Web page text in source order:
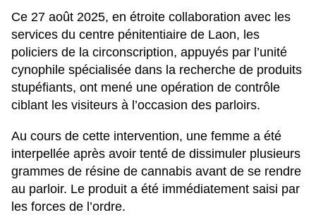
Ce 27 août 2025, en étroite collaboration avec les
services du centre pénitentiaire de Laon, les
policiers de la circonscription, appuyés par l’unité
cynophile spécialisée dans la recherche de produits
stupéfiants, ont mené une opération de contrôle
ciblant les visiteurs à l’occasion des parloirs.
Au cours de cette intervention, une femme a été
interpellée après avoir tenté de dissimuler plusieurs
grammes de résine de cannabis avant de se rendre
au parloir. Le produit a été immédiatement saisi par
les forces de l’ordre.